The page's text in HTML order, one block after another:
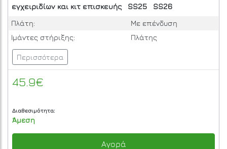
εγχειριδίων και κιτ επισκευής
SS25
SS26
Πλάτη:
Με επένδυση
Ιμάντες στήριξης:
Πλάτης
Περισσότερα
45.9€
Διαθεσιμότητα:
Άμεση
Αγορά